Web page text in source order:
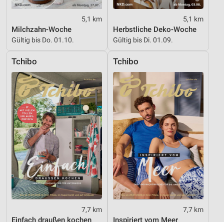
5,1 km
Milchzahn-Woche
Gültig bis Do. 01.10.
5,1 km
Herbstliche Deko-Woche
Gültig bis Di. 01.09.
Tchibo
7,7 km
Einfach draußen kochen
Tchibo
7,7 km
Inspiriert vom Meer